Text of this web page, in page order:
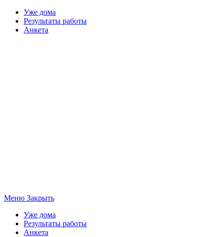
Уже дома
Результаты работы
Анкета
Меню Закрыть
Уже дома
Результаты работы
Анкета